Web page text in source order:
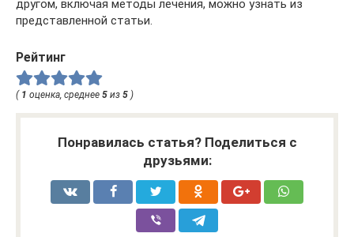
другом, включая методы лечения, можно узнать из
представленной статьи.
Рейтинг
( 1 оценка, среднее 5 из 5 )
Понравилась статья? Поделиться с
друзьями: